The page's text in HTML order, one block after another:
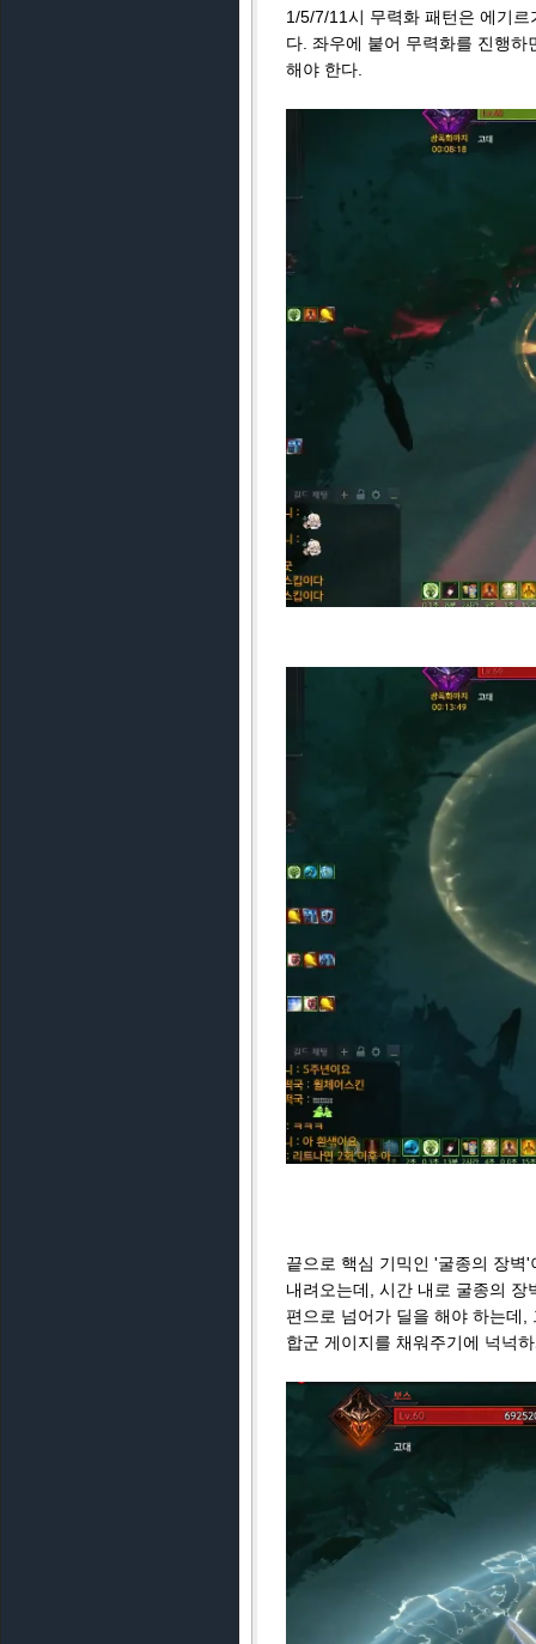
심장 파괴에서 이어지는 세 번
시작한다. 에기르의 공격을 잘
곡 디버프가 1 중첩씩 쌓인다.
피하고자 사용해야 하는 경우도
왜곡 공간에서 가장 조심해야
라진 에기르가 12/3/6/9시에 등
르의 후속 공격에 맞을 시 바로
게 징표가 생기고 그 징표 대상
1/5/7/11시 무력화 패턴은 에기
다. 좌우에 붙어 무력화를 진행